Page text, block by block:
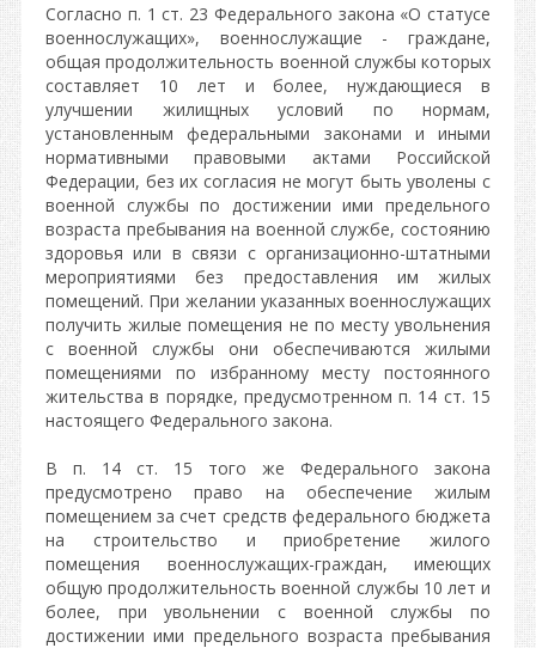
Согласно п. 1 ст. 23 Федерального закона «О статусе
военнослужащих», военнослужащие - граждане,
общая продолжительность военной службы которых
составляет 10 лет и более, нуждающиеся в
улучшении жилищных условий по нормам,
установленным федеральными законами и иными
нормативными правовыми актами Российской
Федерации, без их согласия не могут быть уволены с
военной службы по достижении ими предельного
возраста пребывания на военной службе, состоянию
здоровья или в связи с организационно-штатными
мероприятиями без предоставления им жилых
помещений. При желании указанных военнослужащих
получить жилые помещения не по месту увольнения
с военной службы они обеспечиваются жилыми
помещениями по избранному месту постоянного
жительства в порядке, предусмотренном п. 14 ст. 15
настоящего Федерального закона.
В п. 14 ст. 15 того же Федерального закона
предусмотрено право на обеспечение жилым
помещением за счет средств федерального бюджета
на строительство и приобретение жилого
помещения военнослужащих-граждан, имеющих
общую продолжительность военной службы 10 лет и
более, при увольнении с военной службы по
достижении ими предельного возраста пребывания